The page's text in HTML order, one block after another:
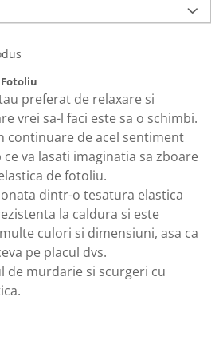
preferat de relaxare si
vrei sa-l faci este sa o schimbi.
continuare de acel sentiment
va lasati imaginatia sa zboare
de fotoliu.
dintr-o tesatura elastica
la caldura si este
culori si dimensiuni, asa ca
pe placul dvs.
de murdarie si scurgeri cu